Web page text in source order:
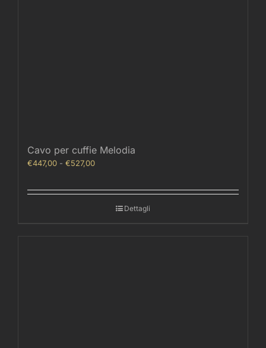
Cavo per cuffie Melodia
€447,00 - €527,00Fascia
€447,00 Dettagli